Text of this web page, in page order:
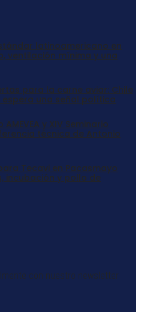
latinoamericano en
ventilación mínima y una
para la carne aviar: Chile
espera una señal política
y XIV Seminario
técnica de Antonio
Tecavi en Pacasmayo
incubación y pollo de
con nuestro newsletter